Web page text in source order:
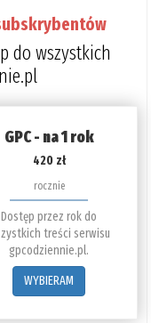
do wszystkich
GPC - na 1 rok
420 zł
rocznie
Dostęp przez rok do
treści serwisu
gpcodziennie.pl.
WYBIERAM